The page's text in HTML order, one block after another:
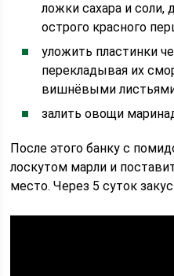
ложки сахара и соли,
острого красного
уложить пластинки
перекладывая их
вишнёвыми
залить овощи
После этого банку с
лоскутом марли и
место. Через 5 суток